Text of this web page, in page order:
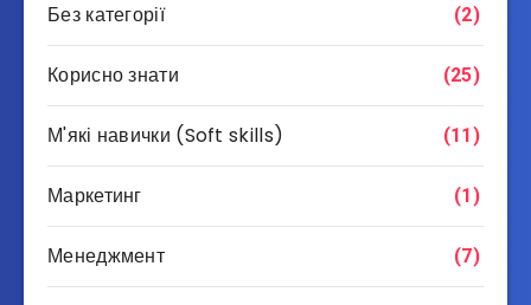
Без категорії (2)
Корисно знати (25)
М'які навички (Soft skills) (11)
Маркетинг (1)
Менеджмент (7)